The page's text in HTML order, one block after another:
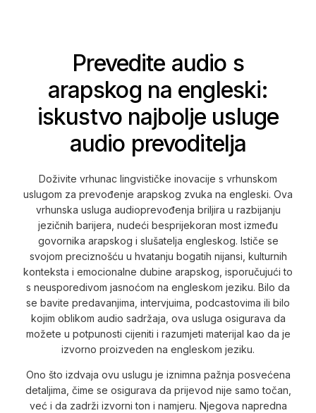
Prevedite audio s
arapskog na engleski:
iskustvo najbolje usluge
audio prevoditelja
Doživite vrhunac lingvističke inovacije s vrhunskom
uslugom za prevođenje arapskog zvuka na engleski. Ova
vrhunska usluga audioprevođenja briljira u razbijanju
jezičnih barijera, nudeći besprijekoran most između
govornika arapskog i slušatelja engleskog. Ističe se
svojom preciznošću u hvatanju bogatih nijansi, kulturnih
konteksta i emocionalne dubine arapskog, isporučujući to
s neusporedivom jasnoćom na engleskom jeziku. Bilo da
se bavite predavanjima, intervjuima, podcastovima ili bilo
kojim oblikom audio sadržaja, ova usluga osigurava da
možete u potpunosti cijeniti i razumjeti materijal kao da je
izvorno proizveden na engleskom jeziku.
Ono što izdvaja ovu uslugu je iznimna pažnja posvećena
detaljima, čime se osigurava da prijevod nije samo točan,
već i da zadrži izvorni ton i namjeru. Njegova napredna